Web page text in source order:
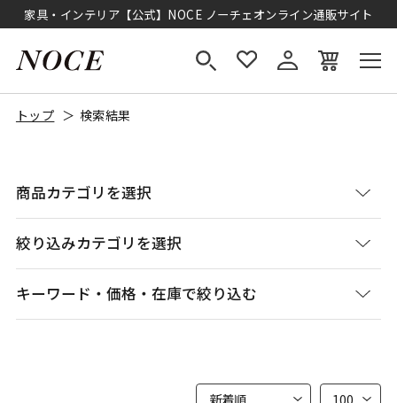
家具・インテリア【公式】NOCE ノーチェオンライン通販サイト
トップ 検索結果
商品カテゴリを選択
絞り込みカテゴリを選択
キーワード・価格・在庫で絞り込む